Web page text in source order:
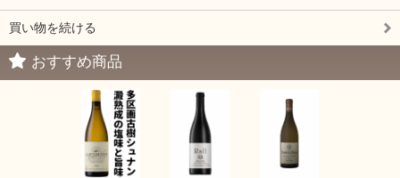
買い物を続ける
おすすめ商品